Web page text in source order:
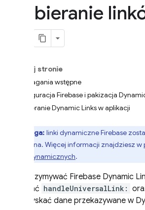
Odbieranie
Na tej stronie
Wymagania wstępne
Konfiguracja Firebase i pakizacja
Otwieranie Dynamic Links w aplikacji
Uwaga: linki dynamiczne Firebase
wyłączona. Więcej informacji znajdziesz w
linków dynamicznych.
Aby otrzymywać Firebase Dynamic
wywołać handleUniversalLink:
aby uzyskać dane przekazywane w